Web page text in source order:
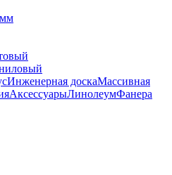
Инженерная доскаМассивная
АксессуарыЛинолеумФанера